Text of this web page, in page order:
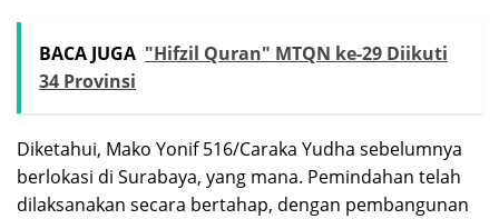
BACA JUGA "Hifzil Quran" MTQN ke-29 Diikuti
34 Provinsi
Diketahui, Mako Yonif 516/Caraka Yudha sebelumnya
berlokasi di Surabaya, yang mana. Pemindahan telah
dilaksanakan secara bertahap, dengan pembangunan